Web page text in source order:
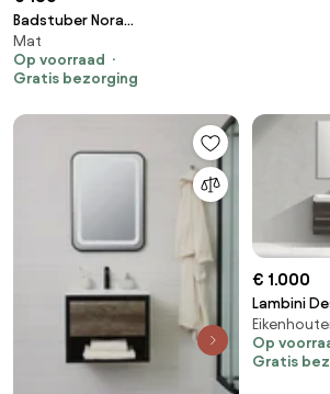
Badstuber Nora
toiletmeubelset met spiegel
48cm zwart mat
Mat
Op voorraad
Gratis bezorging
€ 1.000
Lambini
kraangat
Op
Gratis